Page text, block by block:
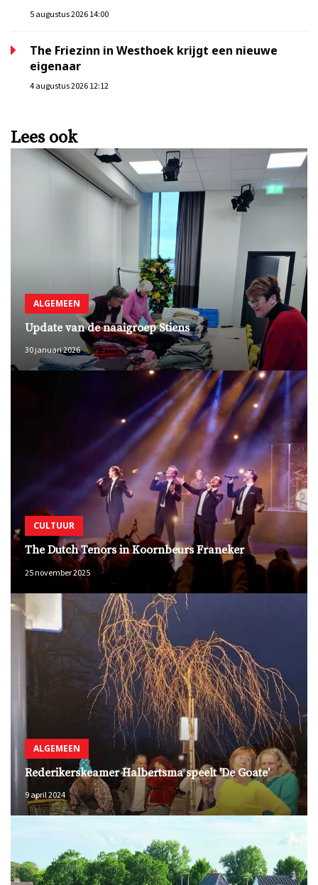
5 augustus 2026 14:00
The Friezinn in Westhoek krijgt een nieuwe
eigenaar
4 augustus 2026 12:12
Lees ook
ALGEMEEN
Update van de naaigroep Stiens
30 januari 2026
CULTUUR
The Dutch Tenors in Koornbeurs Franeker
25 november 2025
ALGEMEEN
Rederikerskeamer Halbertsma speelt 'De Goate'
9 april 2024